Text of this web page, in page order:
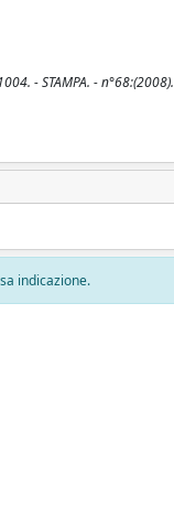
- STAMPA. - n°68:(2008).
indicazione.